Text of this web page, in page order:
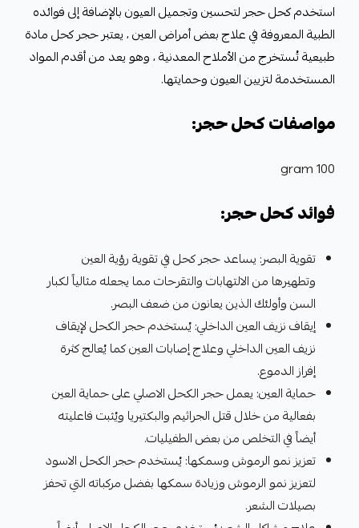
استخدم كحل حجر لتحسين وتجميل العيون بالإضافة إلى فوائده
الطبية المعروفة في علاج بعض أمراض العين ، يعتبر حجر كحل مادة
طبيعية تُستخرج من الأملاح المعدنية ، وهو يعد من أقدم المواد
المستخدمة لتزيين العيون وحمايتها.
مواصفات كحل حجر:
100 gram
فوائد كحل حجر:
تقوية البصر: يساعد حجر كحل في تقوية رؤية العين
وتطهيرها من الالتهابات والتقرحات مما يجعله مثالياً لكبار
السن وأولئك الذين يعانون من ضعف البصر.
إيقاف نزيف العين الداخلي: يُستخدم حجر الكحل لإيقاف
نزيف العين الداخلي وعلاج إصابات العين كما يُعالج كثرة
إفراز الدموع.
حماية العين: يعمل حجر الكحل الاصلي على حماية العين
بفعالية من خلال قتل الجراثيم والبكتيريا ويُثبت فاعليته
أيضاً في التخلص من بعض الطفيليات.
تعزيز نمو الرموش وسمكها: يُستخدم حجر الكحل الاسود
لتعزيز نمو الرموش وزيادة سمكها بفضل مركباته التي تحفز
بصيلات الشعر.